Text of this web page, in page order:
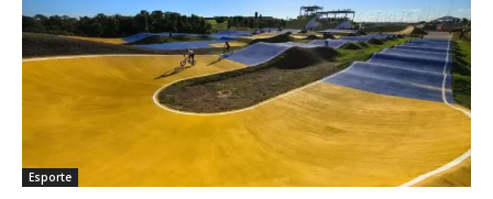
Esporte